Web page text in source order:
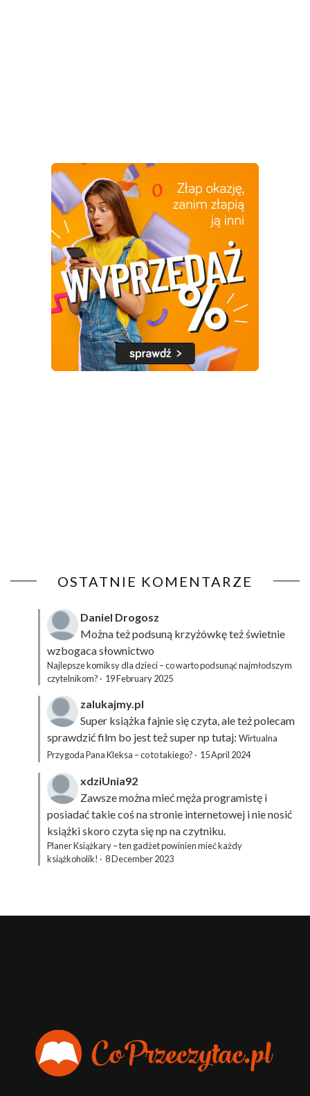
OSTATNIE KOMENTARZE
Daniel Drogosz
Można też podsuną krzyżówkęteż świetnie
wzbogaca słownictwo
Najlepsze komiksy dla dzieci – co warto podsunąć najmłodszym
czytelnikom? · 19 February 2025
zalukajmy.pl
Super książka fajnie się czyta, ale też polecam
sprawdzić film bo jest też super np tutaj: Wirtualna
Przygoda Pana Kleksa – co to takiego? · 15 April 2024
xdziUnia92
Zawsze można mieć męża programistę i
posiadać takie coś na stronie internetowej i nie nosić
książki skoro czyta się np na czytniku.
Planer Książkary – ten gadżet powinien mieć każdy
książkoholik! · 8 December 2023